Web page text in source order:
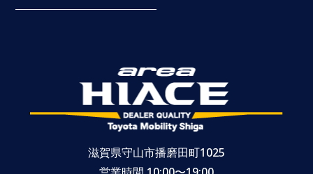
滋賀県守山市播磨田町1025